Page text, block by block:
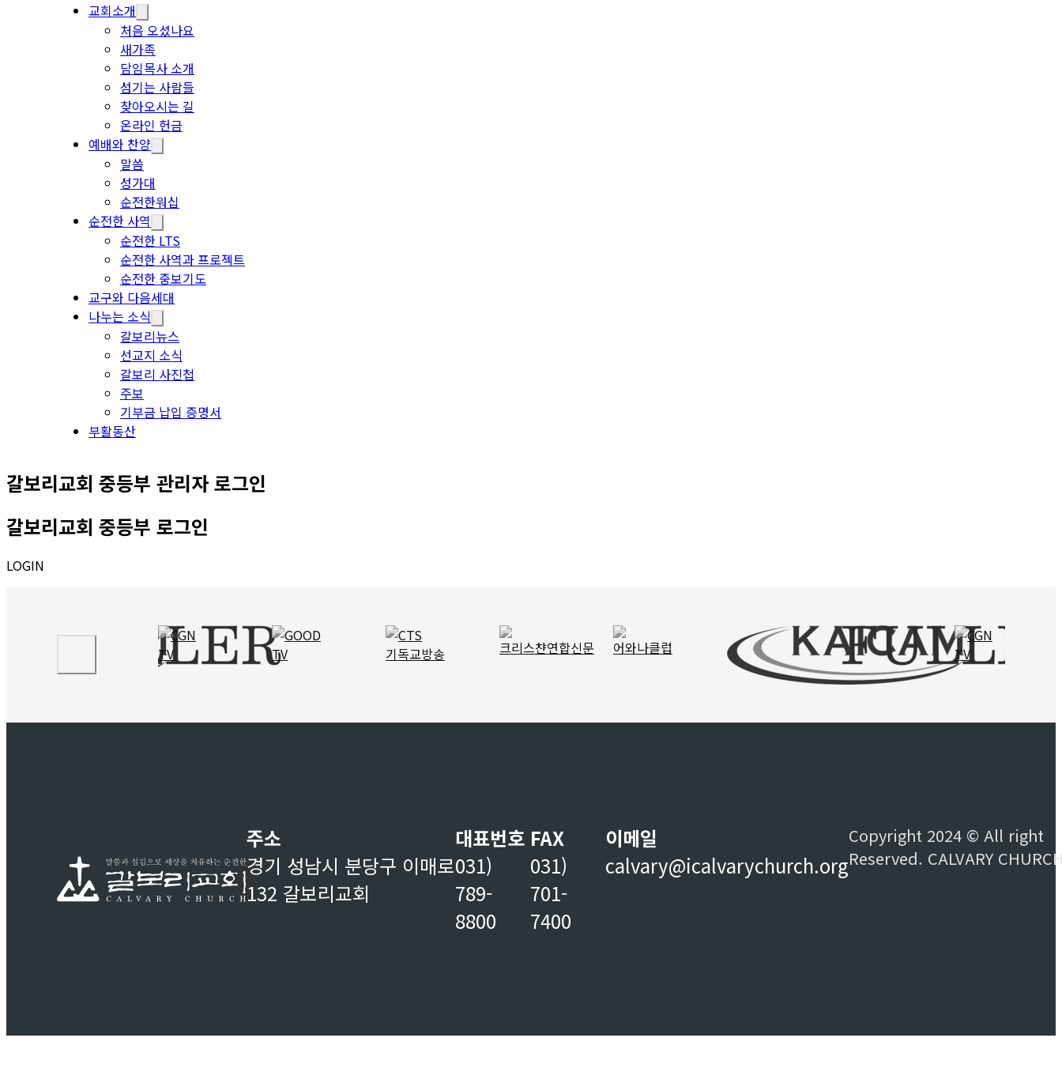
교회소개
처음 오셨나요
새가족
담임목사 소개
섬기는 사람들
찾아오시는 길
온라인 헌금
예배와 찬양
말씀
성가대
순전한워십
순전한 사역
순전한 LTS
순전한 사역과 프로젝트
순전한 중보기도
교구와 다음세대
나누는 소식
갈보리뉴스
선교지 소식
갈보리 사진첩
주보
기부금 납입 증명서
부활동산
갈보리교회 중등부 관리자 로그인
갈보리교회 중등부 로그인
LOGIN
주소
경기 성남시 분당구 이매로
132 갈보리교회
대표번호
031)
789-
8800
FAX
031)
701-
7400
이메일
calvary@icalvarychurch.org
Copyright 2024 © All right
Reserved. CALVARY